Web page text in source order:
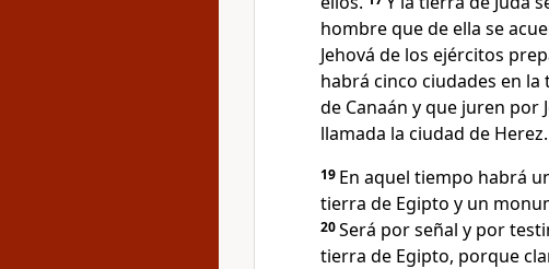
hombre que de ella se
Jehová de los ejércitos
habrá cinco ciudades en
de Canaán y que juren por
llamada la ciudad de Herez.
19 En aquel tiempo habrá
tierra de Egipto y un
20Será por señal y por
tierra de Egipto, porque